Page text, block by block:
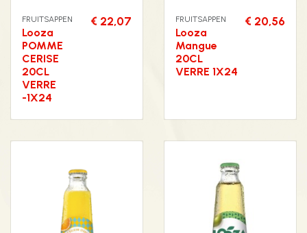
FRUITSAPPEN
Looza
POMME
CERISE
20CL
VERRE
-1X24
€ 22,07 FRUITSAPPEN
Looza
Mangue
20CL
VERRE 1X24
€ 20,56